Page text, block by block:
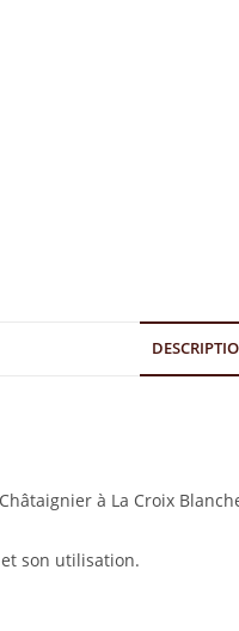
à La Croix
son utilisation.